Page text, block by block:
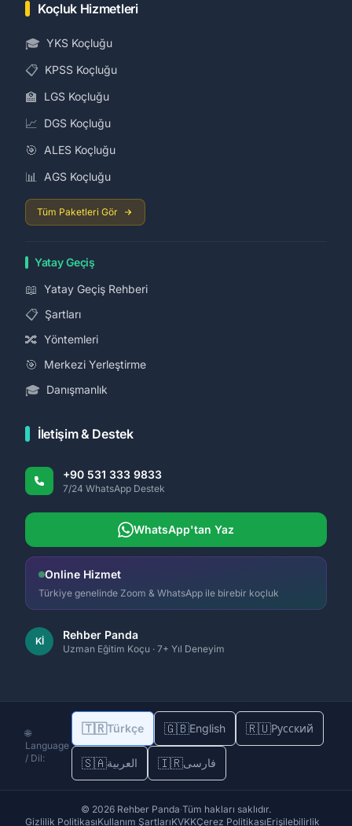
Koçluk Hizmetleri
🎓 YKS Koçluğu
📋 KPSS Koçluğu
🏫 LGS Koçluğu
📈 DGS Koçluğu
🎯 ALES Koçluğu
📊 AGS Koçluğu
Tüm Paketleri Gör
Yatay Geçiş
📖 Yatay Geçiş Rehberi
📋 Şartları
🔀 Yöntemleri
🎯 Merkezi Yerleştirme
🎓 Danışmanlık
İletişim & Destek
+90 531 333 9833
7/24 WhatsApp Destek
WhatsApp'tan Yaz
Online Hizmet
Türkiye genelinde Zoom & WhatsApp ile birebir koçluk
Kİ Rehber Panda
Uzman Eğitim Koçu · 7+ Yıl Deneyim
🌐
Language
/ Dil:
🇹🇷Türkçe 🇬🇧English 🇷🇺Русский
🇸🇦العربية 🇮🇷فارسی
© 2026 Rehber Panda·Tüm hakları saklıdır.
Gizlilik PolitikasıKullanım ŞartlarıKVKKÇerez PolitikasıErişilebilirlik